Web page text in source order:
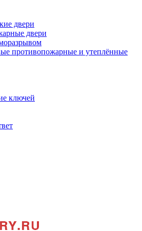
двери
двери
противопожарные и утеплённые
ключей